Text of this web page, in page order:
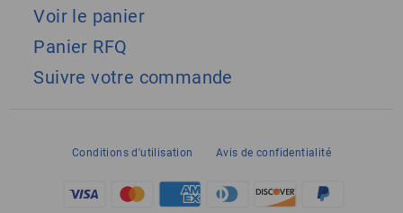
Voir le panier
Panier RFQ
Suivre votre commande
Conditions d'utilisation Avis de confidentialité